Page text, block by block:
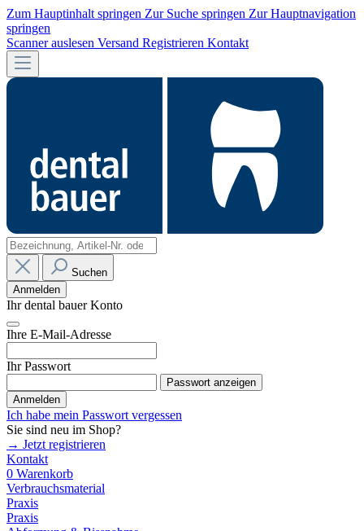
Zum Hauptinhalt springen Zur Suche springen Zur Hauptnavigation
springen
Scanner auslesen Versand Registrieren Kontakt
Suchen
Anmelden
Ihr dental bauer Konto
Ihre E-Mail-Adresse
Ihr Passwort
Passwort anzeigen
Anmelden
Ich habe mein Passwort vergessen
Sie sind neu im Shop?
→ Jetzt registrieren
Kontakt
0 Warenkorb
Verbrauchsmaterial
Praxis
Praxis